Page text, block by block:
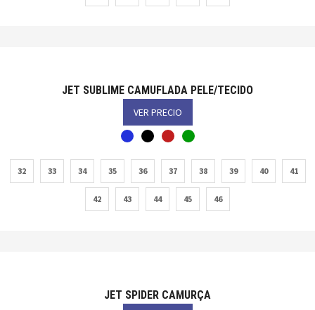
JET SUBLIME CAMUFLADA PELE/TECIDO
VER PRECIO
32 33 34 35 36 37 38 39 40 41
42 43 44 45 46
JET SPIDER CAMURÇA